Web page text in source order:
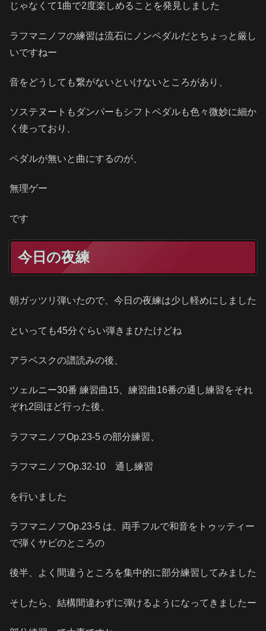
じゃなくて1曲で2度楽しめることを発見しました
ラフマニノフの練習は流石にノンペダルだとちょっと厳し
いですねー
音をどうしても繋がないといけないところがあり、
ソステヌートもダンパーもシフトペダルも色々微妙に細か
く使っており、
ペダルが無いと曲にするのが、
無理ゲー
です
今日の夜練
朝ガッツリ弾いたので、今日の夜練は少し軽めにしました
といっても45分ぐらい弾きまひたけどね
アラベスクの譜読みの後、
ツェルニー30番 練習曲15、練習曲16番の通し練習をそれ
ぞれ2回ほど行った後、
ラフマニノフOp.23-5 の部分練習、
ラフマニノフOp.32-10 通し練習
を行いました
ラフマニノフOp.23-5 は、両手フルで和音をトゥッティー
で弾くサビのところの
後半、よく間違うところを集中的に部分練習してみました
そしたら、結構間違わずに弾けるようになってきましたー